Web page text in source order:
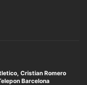
Cristian Romero
Barcelona